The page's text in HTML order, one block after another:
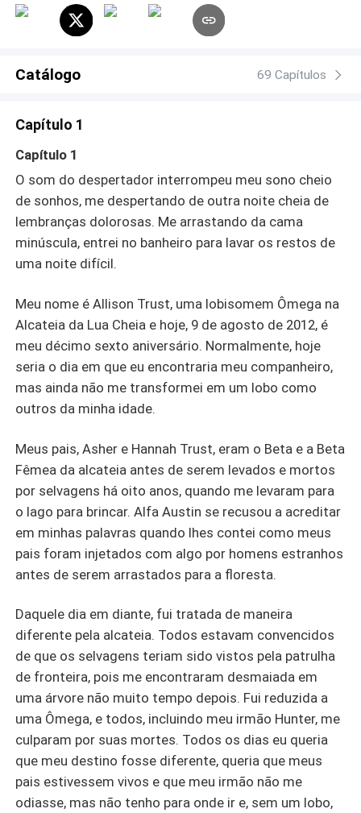
voltei-me para seus tempestuosos olhos cinzentos.
Estendi minha mão com um sorriso no rosto: "Bem-vindo
correram pelo meu braço e por todo meu corpo, e os
tom exalava confiança e felicidade. Ouvi alguns suspiros,
mas a maior reação que tive foi de Devin, ainda em
choque.Uma história de dor, traição e segundas chances,
em um mundo de criaturas místicas. Allison é uma jovem
mulher loba com um dom da Deusa Selene. Junte-se a
ela, navegando na teia de segredos e mentiras criadas
por pessoas que, um dia, ela pensou serem família, e
aprenda o perdão. Nem todas as segundas chances
Catálogo 69 Capítulos
Capítulo 1
Capítulo 1
O som do despertador interrompeu meu sono cheio
de sonhos, me despertando de outra noite cheia de
lembranças dolorosas. Me arrastando da cama
minúscula, entrei no banheiro para lavar os restos de
uma noite difícil.
Meu nome é Allison Trust, uma lobisomem Ômega na
Alcateia da Lua Cheia e hoje, 9 de agosto de 2012, é
meu décimo sexto aniversário. Normalmente, hoje
seria o dia em que eu encontraria meu companheiro,
mas ainda não me transformei em um lobo como
outros da minha idade.
Meus pais, Asher e Hannah Trust, eram o Beta e a Beta
Fêmea da alcateia antes de serem levados e mortos
por selvagens há oito anos, quando me levaram para
o lago para brincar. Alfa Austin se recusou a acreditar
em minhas palavras quando lhes contei como meus
pais foram injetados com algo por homens estranhos
antes de serem arrastados para a floresta.
Daquele dia em diante, fui tratada de maneira
diferente pela alcateia. Todos estavam convencidos
de que os selvagens teriam sido vistos pela patrulha
de fronteira, pois me encontraram desmaiada em
uma árvore não muito tempo depois. Fui reduzida a
uma Ômega, e todos, incluindo meu irmão Hunter, me
culparam por suas mortes. Todos os dias eu queria
que meu destino fosse diferente, queria que meus
pais estivessem vivos e que meu irmão não me
odiasse, mas não tenho para onde ir e, sem um lobo,